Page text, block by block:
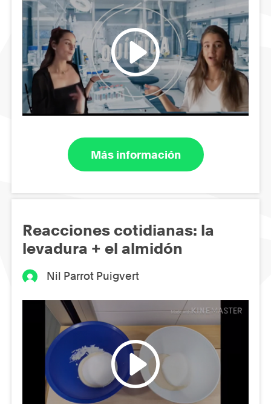
Más información
Reacciones cotidianas: la
levadura + el almidón
Nil Parrot Puigvert